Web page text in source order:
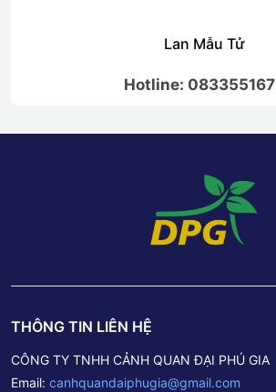
Lan Mẫu Tử
Hotline:
THÔNG TIN LIÊN HỆ
CÔNG TY TNHH CẢNH QUAN ĐẠI PHÚ GIA
Email: canhquandaiphugia@gmail.com